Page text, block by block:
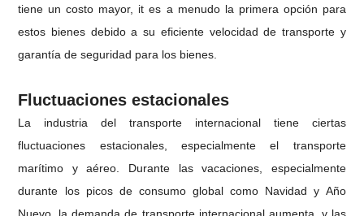
tiene un costo mayor, it es a menudo la primera opción para
estos bienes debido a su eficiente velocidad de transporte y
garantía de seguridad para los bienes.
Fluctuaciones estacionales
La industria del transporte internacional tiene ciertas
fluctuaciones estacionales, especialmente el transporte
marítimo y aéreo. Durante las vacaciones, especialmente
durante los picos de consumo global como Navidad y Año
Nuevo, la demanda de transporte internacional aumenta, y las